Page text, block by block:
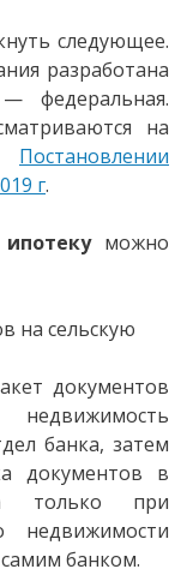
следующее.
разработана
федеральная.
на
Постановлении
г.
можно
на сельскую
документов
банка, затем
документов в
только при
недвижимости
банком.